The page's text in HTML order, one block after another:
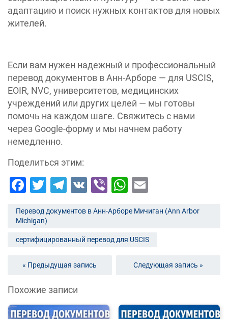
адаптацию и поиск нужных контактов для новых
жителей.
Если вам нужен надежный и профессиональный
перевод документов в Анн-Арборе — для USCIS,
EOIR, NVC, университетов, медицинских
учреждений или других целей — мы готовы
помочь на каждом шаге. Свяжитесь с нами
через Google-форму и мы начнем работу
немедленно.
Поделиться этим:
Facebook
Twitter
Telegram
VK ViberWhatsApp
Перевод документов в Анн-Арборе Мичиган (Ann Arbor
Michigan)
сертифицированный перевод для USCIS
« Предыдущая запись Следующая запись »
Похожие записи